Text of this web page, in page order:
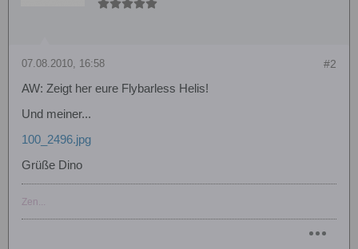
#2
07.08.2010, 16:58
AW: Zeigt her eure Flybarless Helis!
Und meiner...
100_2496.jpg
Grüße Dino
Zen...